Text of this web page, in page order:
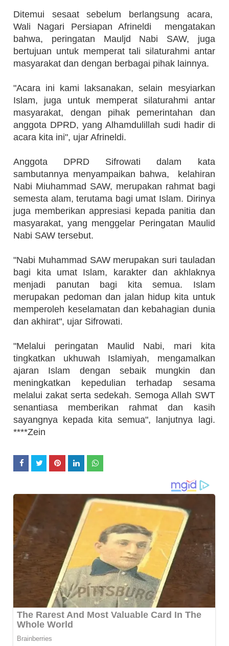
Ditemui sesaat sebelum berlangsung acara,
Wali Nagari Persiapan Afrineldi
mengatakan
bahwa, peringatan Mauljd Nabi SAW, juga
bertujuan untuk memperat tali silaturahmi antar
masyarakat dan dengan berbagai pihak lainnya.
"Acara ini kami laksanakan, selain mesyiarkan
Islam, juga untuk memperat silaturahmi antar
masyarakat, dengan pihak pemerintahan dan
anggota DPRD, yang Alhamdulillah sudi hadir di
acara kita ini", ujar Afrineldi.
Anggota DPRD Sifrowati dalam kata
sambutannya menyampaikan bahwa,
kelahiran
Nabi Miuhammad SAW, merupakan rahmat bagi
semesta alam, terutama bagi umat Islam. Dirinya
juga memberikan appresiasi kepada panitia dan
masyarakat, yang menggelar Peringatan Maulid
Nabi SAW tersebut.
"Nabi Muhammad SAW merupakan suri tauladan
bagi kita umat Islam, karakter dan akhlaknya
menjadi panutan bagi kita semua. Islam
merupakan pedoman dan jalan hidup kita untuk
memperoleh keselamatan dan kebahagian dunia
dan akhirat", ujar Sifrowati.
"Melalui peringatan Maulid Nabi, mari kita
tingkatkan ukhuwah Islamiyah, mengamalkan
ajaran Islam dengan sebaik mungkin dan
meningkatkan kepedulian terhadap sesama
melalui zakat serta sedekah. Semoga Allah SWT
senantiasa memberikan rahmat dan kasih
sayangnya kepada kita semua", lanjutnya lagi.
****Zein